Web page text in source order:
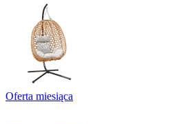
Oferta miesiąca